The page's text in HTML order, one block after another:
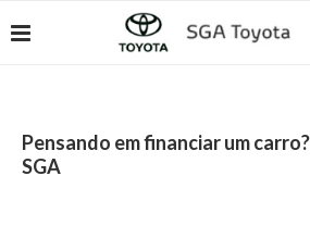
Pensando em financiar um
SGA